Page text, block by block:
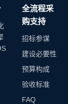
全流程采
购支持
招标参谋
建设必要性
预算构成
验收标准
FAQ